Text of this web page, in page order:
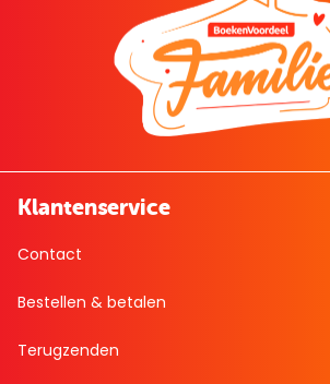
Klantenservice
Contact
Bestellen & betalen
Terugzenden